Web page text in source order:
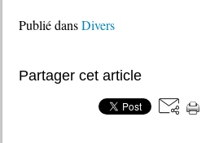
Publié dansDivers
Partager cet article